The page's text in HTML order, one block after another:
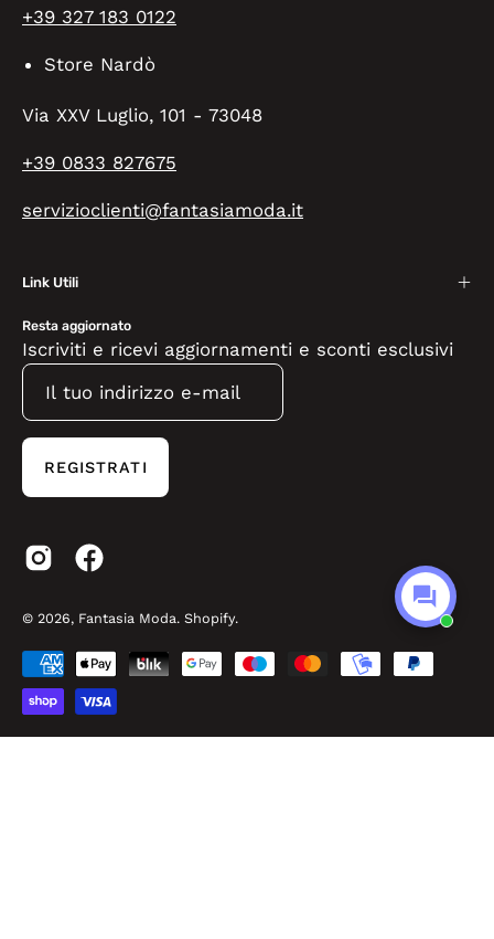
+39 327 183 0122
Store Nardò
Via XXV Luglio, 101 - 73048
+39 0833 827675
servizioclienti@fantasiamoda.it
Link Utili
Resta aggiornato
Iscriviti e ricevi aggiornamenti e sconti esclusivi
REGISTRATI
© 2026, Fantasia Moda. Shopify.